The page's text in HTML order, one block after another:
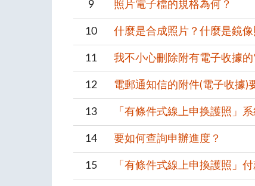
9 照片電子檔的規格為何？
10 什麼是合成照片？什麼是鏡
11 我不小心刪除附有電子收據
12 電郵通知信的附件(電子收據)
13 「有條件式線上申换護照」
14 要如何查詢申辦進度？
15 「有條件式線上申換護照」